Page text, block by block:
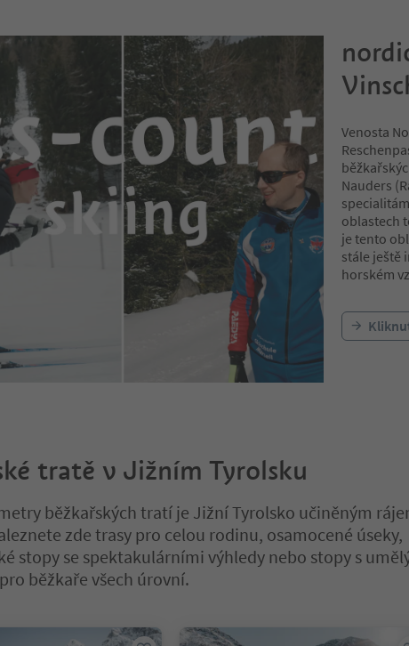
Venosta
Nauders
oblastech
je tento
stále ještě
horském
tratě v Jižním Tyrolsku
běžkařských tratí je Jižní Tyrolsko učiněným
zde trasy pro celou rodinu, osamocené úseky,
stopy se spektakulárními výhledy nebo stopy s
běžkaře všech úrovní.